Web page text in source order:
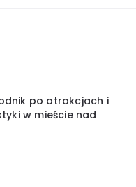
po atrakcjach i
w mieście nad